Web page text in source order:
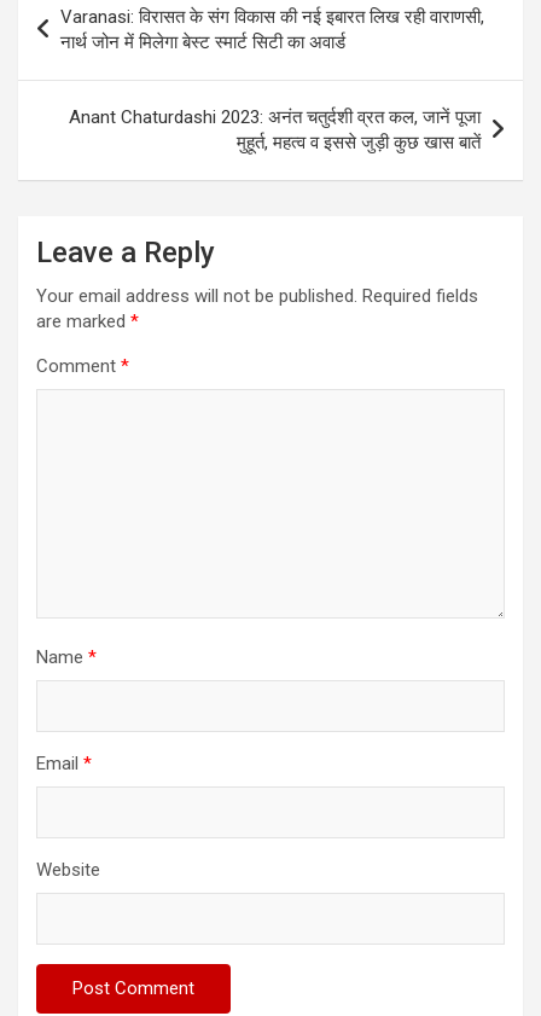
navigation
Varanasi: विरासत के संग विकास की नई इबारत लिख रही वाराणसी,
नार्थ जोन में मिलेगा बेस्ट स्मार्ट सिटी का अवार्ड
Anant Chaturdashi 2023: अनंत चतुर्दशी व्रत कल, जानें पूजा
मुहूर्त, महत्व व इससे जुड़ी कुछ खास बातें
Leave a Reply
Your email address will not be published. Required fields
are marked *
Comment *
Name *
Email *
Website